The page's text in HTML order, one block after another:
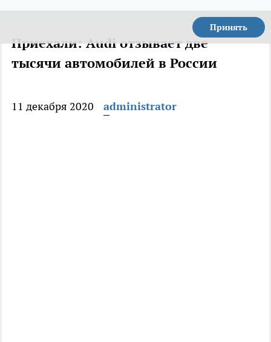
Принять
Приехали: Audi отзывает две
тысячи автомобилей в России
11 декабря 2020 administrator